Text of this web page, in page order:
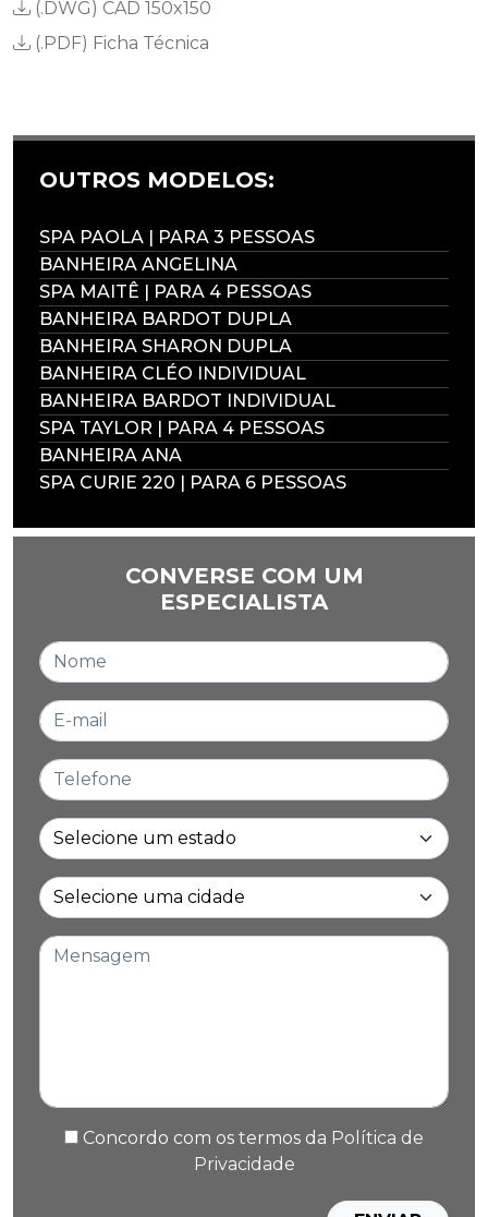
(.DWG) CAD 150x150
(.PDF) Ficha Técnica
OUTROS MODELOS:
SPA PAOLA | PARA 3 PESSOAS
BANHEIRA ANGELINA
SPA MAITÊ | PARA 4 PESSOAS
BANHEIRA BARDOT DUPLA
BANHEIRA SHARON DUPLA
BANHEIRA CLÉO INDIVIDUAL
BANHEIRA BARDOT INDIVIDUAL
SPA TAYLOR | PARA 4 PESSOAS
BANHEIRA ANA
SPA CURIE 220 | PARA 6 PESSOAS
CONVERSE COM UM
ESPECIALISTA
Nome
E-mail
Mensagem
Concordo com os termos da Política de
Privacidade